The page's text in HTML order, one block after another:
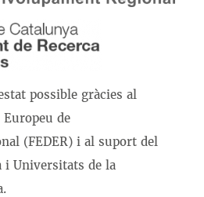
possible gràcies al
de
(FEDER) i al suport del
i Universitats de la